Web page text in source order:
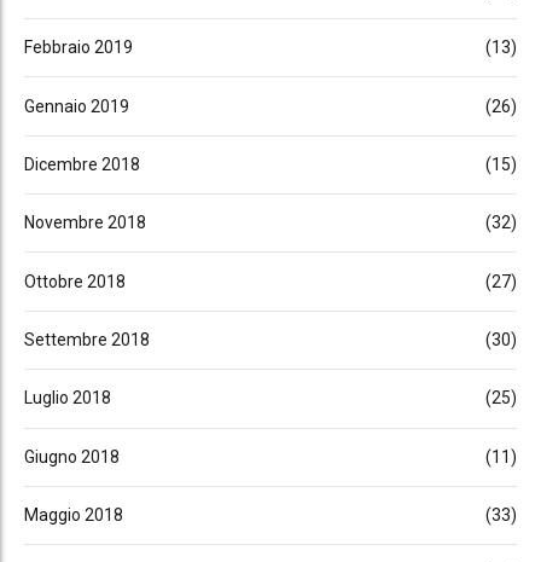
Febbraio 2019 (13)
Gennaio 2019 (26)
Dicembre 2018 (15)
Novembre 2018 (32)
Ottobre 2018 (27)
Settembre 2018 (30)
Luglio 2018 (25)
Giugno 2018 (11)
Maggio 2018 (33)